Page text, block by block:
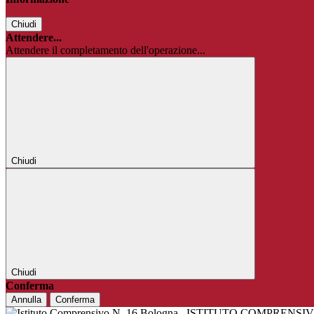
Chiudi
Attendere...
Attendere il completamento dell'operazione...
Chiudi
Chiudi
Conferma
Annulla Conferma